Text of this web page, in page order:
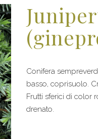
Conifera
basso, coprisuolo.
Frutti sferici di color
drenato.